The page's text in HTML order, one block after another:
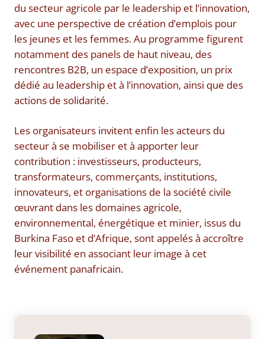
du secteur agricole par le leadership et l’innovation,
avec une perspective de création d’emplois pour
les jeunes et les femmes. Au programme figurent
notamment des panels de haut niveau, des
rencontres B2B, un espace d’exposition, un prix
dédié au leadership et à l’innovation, ainsi que des
actions de solidarité.
Les organisateurs invitent enfin les acteurs du
secteur à se mobiliser et à apporter leur
contribution : investisseurs, producteurs,
transformateurs, commerçants, institutions,
innovateurs, et organisations de la société civile
œuvrant dans les domaines agricole,
environnemental, énergétique et minier, issus du
Burkina Faso et d’Afrique, sont appelés à accroître
leur visibilité en associant leur image à cet
événement panafricain.